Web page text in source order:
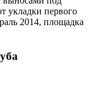
укладки первого
2014, площадка